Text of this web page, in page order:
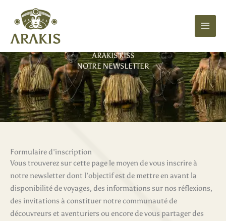
contenu
ARAKIS KISS
NOTRE NEWSLETTER
Formulaire d'inscription
Vous trouverez sur cette page le moyen de vous inscrire à
notre newsletter dont l’objectif est de mettre en avant la
disponibilité de voyages, des informations sur nos réflexions,
des invitations à constituer notre communauté de
découvreurs et aventuriers ou encore de vous partager des